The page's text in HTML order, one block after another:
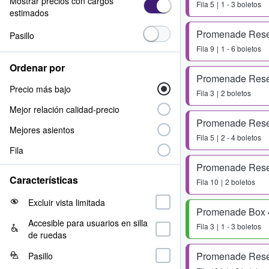
Fila 5 1 - 3 boletos
Promenade
Fila 9 1 - 6 boletos
Promenade
Fila 3 2 boletos
Promenade
Fila 5 2 - 4 boletos
Promenade
Fila 10 2 boletos
Promenade Box
Fila 3 1 - 3 boletos
Promenade
estimados
Pasillo
Ordenar por
Precio más bajo
Mejor relación calidad-precio
Mejores asientos
Fila
Características
Excluir vista limitada
Accesible para usuarios en silla
de ruedas
Pasillo